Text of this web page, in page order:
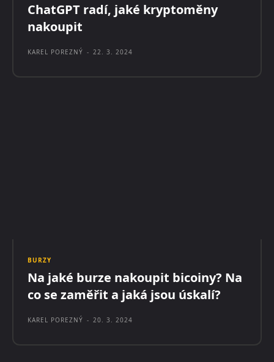
ChatGPT radí, jaké kryptoměny
nakoupit
KAREL POREZNÝ - 22. 3. 2024
BURZY
Na jaké burze nakoupit bicoiny? Na
co se zaměřit a jaká jsou úskalí?
KAREL POREZNÝ - 20. 3. 2024